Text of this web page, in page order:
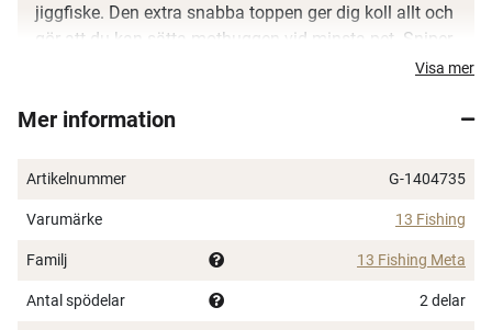
jiggfiske. Den extra snabba toppen ger dig koll allt och
gör att du kan sätta mothuggen vid minsta pet. Sniper
är ett drömspö för alla som älskar att fiska abborre
göskäftar och är ett perfekt vapen i jakten på abborre.
Du kommer känna allt som händer i linänden!
Meta-serien från 13 Fishing är utvecklad för vårt
Holgersson. Alla modeller är specifikt framtagna för
Visa mer
Mer information
Artikelnummer G-1404735
Varumärke 13 Fishing
Familj 13 Fishing Meta
Antal spödelar 2 delar